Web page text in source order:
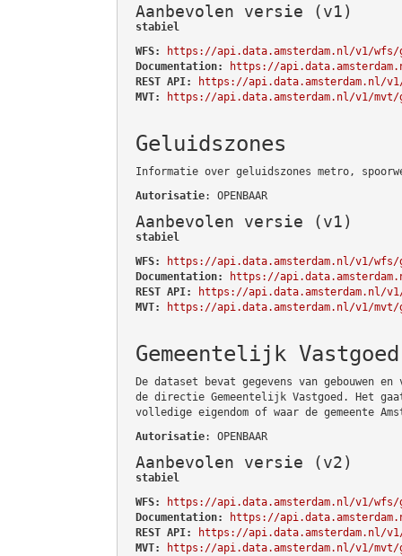
Aanbevolen versie (v1)
stabiel
WFS:
https://api.data.amsterdam.nl/v1/wfs/
Documentation:
https://
REST API:
https://api.data.amsterdam.nl/
MVT:
https://api.data.amsterdam.nl/v1/mvt/
Geluidszones
Informatie over geluidszones metro,
Autorisatie: OPENBAAR
Aanbevolen versie (v1)
stabiel
WFS:
https://api.data.amsterdam.nl/v1/wfs/
Documentation:
https://
REST API:
https://api.data.amsterdam.nl/
MVT:
https://api.data.amsterdam.nl/v1/mvt/
Gemeentelijk Vastgoed
De dataset bevat gegevens van gebouwen
de directie Gemeentelijk Vastgoed. Het
volledige eigendom of waar de gemeente
Autorisatie: OPENBAAR
Aanbevolen versie (v2)
stabiel
WFS:
https://api.data.amsterdam.nl/v1/wfs/
Documentation:
https://
REST API:
https://api.data.amsterdam.nl/
MVT:
https://api.data.amsterdam.nl/v1/mvt/